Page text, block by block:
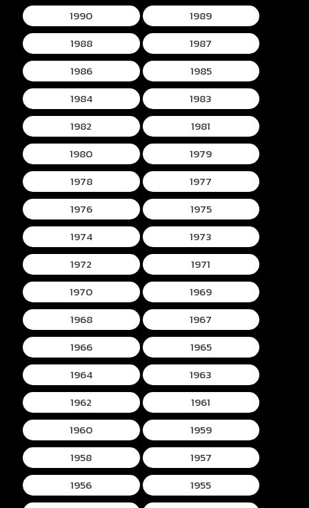
1990
1989
1988
1987
1986
1985
1984
1983
1982
1981
1980
1979
1978
1977
1976
1975
1974
1973
1972
1971
1970
1969
1968
1967
1966
1965
1964
1963
1962
1961
1960
1959
1958
1957
1956
1955